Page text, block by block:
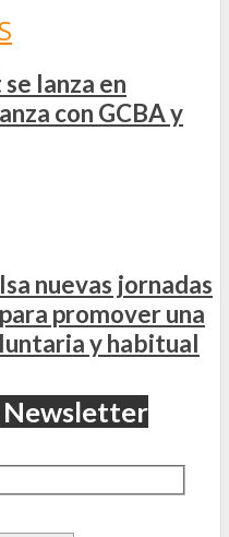
lanza en
con GCBA y
nuevas jornadas
promover una
y habitual
Newsletter